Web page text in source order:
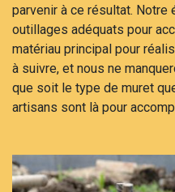
parvenir à ce résultat. Notre
outillages adéquats pour
matériau principal pour
à suivre, et nous ne
que soit le type de muret
artisans sont là pour